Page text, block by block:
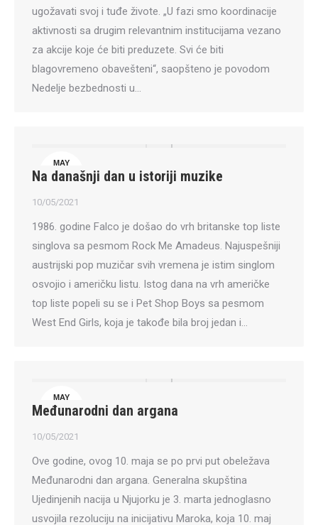
ugožavati svoj i tuđe živote. „U fazi smo koordinacije
aktivnosti sa drugim relevantnim institucijama vezano
za akcije koje će biti preduzete. Svi će biti
blagovremeno obavešteni“, saopšteno je povodom
Nedelje bezbednosti u…
MAY
10
Na današnji dan u istoriji muzike
10/05/2021
1986. godine Falco je došao do vrh britanske top liste
singlova sa pesmom Rock Me Amadeus. Najuspešniji
austrijski pop muzičar svih vremena je istim singlom
osvojio i američku listu. Istog dana na vrh američke
top liste popeli su se i Pet Shop Boys sa pesmom
West End Girls, koja je takođe bila broj jedan i…
MAY
10
Međunarodni dan argana
10/05/2021
Ove godine, ovog 10. maja se po prvi put obeležava
Međunarodni dan argana. Generalna skupština
Ujedinjenih nacija u Njujorku je 3. marta jednoglasno
usvojila rezoluciju na inicijativu Maroka, koja 10. maj